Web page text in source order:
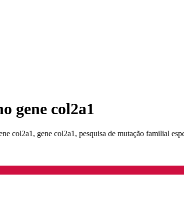
gene col2a1
col2a1, gene col2a1, pesquisa de mutação familial